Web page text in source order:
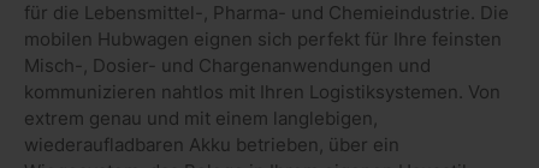
für die Lebensmittel-, Pharma- und Chemieindustrie. Die
mobilen Hubwagen eignen sich perfekt für Ihre feinsten
Misch-, Dosier- und Chargenanwendungen und
kommunizieren nahtlos mit Ihren Logistiksystemen. Von
extrem genau und mit einem langlebigen,
wiederaufladbaren Akku betrieben, über ein